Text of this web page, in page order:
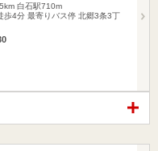
白石駅710m
歩4分 最寄りバス停 北郷3条3丁